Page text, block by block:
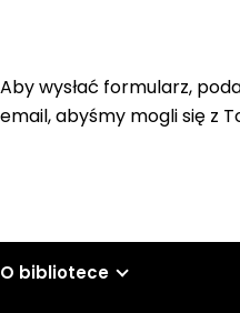
Aby wysłać formularz,
email, abyśmy mogli się z
O bibliotece